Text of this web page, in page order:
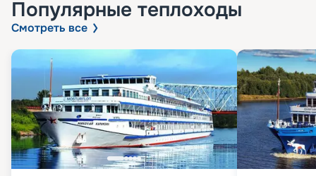
Популярные теплоходы
Смотреть все